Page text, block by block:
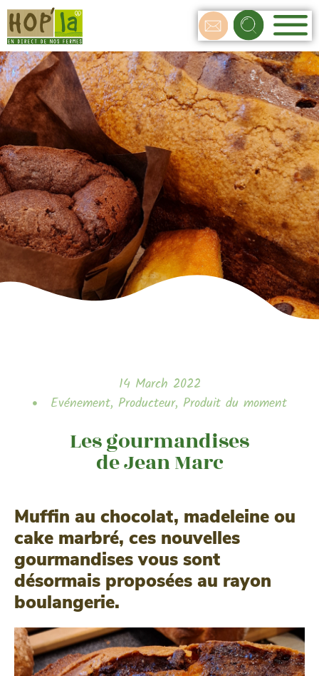
14 March 2022
Evénement, Producteur, Produit du moment
Les gourmandises
de Jean Marc
Muffin au chocolat, madeleine ou
cake marbré, ces nouvelles
gourmandises vous sont
désormais proposées au rayon
boulangerie.